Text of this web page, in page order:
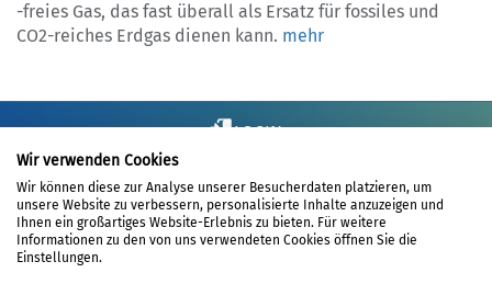
-freies Gas, das fast überall als Ersatz für fossiles und
CO2-reiches Erdgas dienen kann. mehr
LOGIN
DATENSCHUTZ
HAFTUNGSAUSSCHLUSS
Wir verwenden Cookies
Wir können diese zur Analyse unserer Besucherdaten platzieren, um
unsere Website zu verbessern, personalisierte Inhalte anzuzeigen und
Ihnen ein großartiges Website-Erlebnis zu bieten. Für weitere
Informationen zu den von uns verwendeten Cookies öffnen Sie die
Einstellungen.